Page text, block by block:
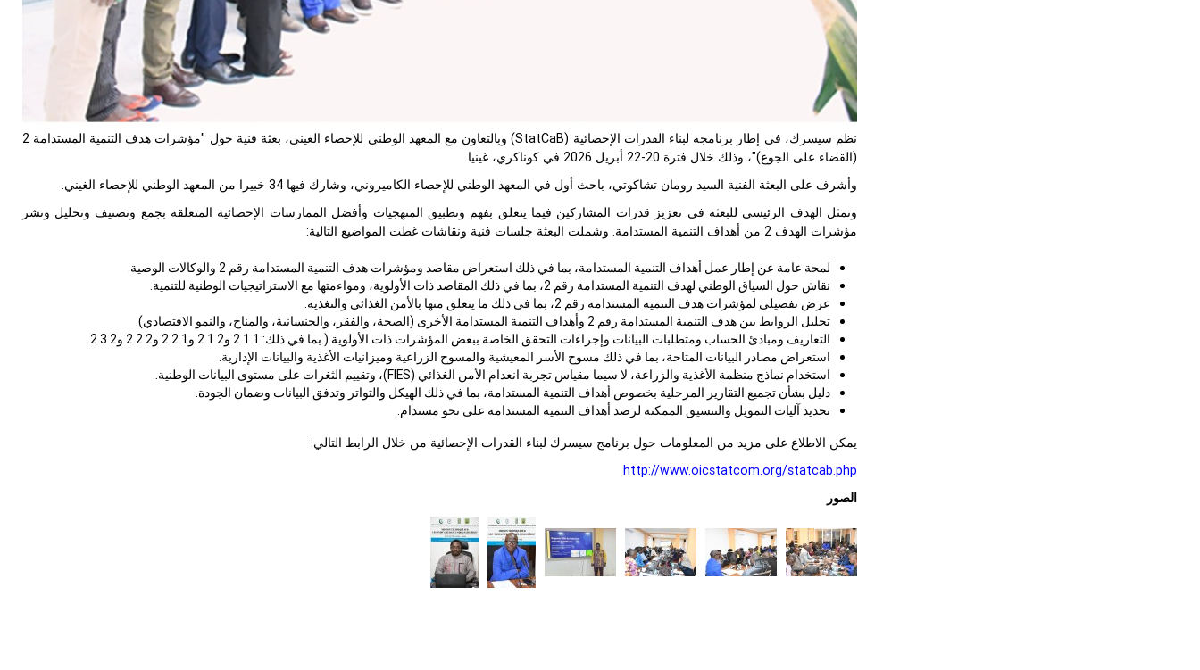
نظم سيسرك، في إطار برنامجه لبناء القدرات الإحصائية (StatCaB
) وبالتعاون مع المعهد الوطني للإحصاء الغيني، بعثة فنية حول "مؤشرات هدف التنمية المستدامة 2
(القضاء على الجوع)"، وذلك خلال فترة 20-22 أبريل 2026 في كوناكري، غينيا.
وأشرف على البعثة الفنية السيد رومان تشاكوتي، باحث أول في المعهد الوطني للإحصاء الكاميروني، وشارك فيها 34 خبيرا من المعهد الوطني للإحصاء الغيني.
وتمثل الهدف الرئيسي للبعثة في تعزيز قدرات المشاركين فيما يتعلق بفهم وتطبيق المنهجيات وأفضل الممارسات الإحصائية المتعلقة بجمع وتصنيف وتحليل ونشر
مؤشرات الهدف 2 من أهداف التنمية المستدامة. وشملت البعثة جلسات فنية ونقاشات غطت المواضيع التالية:
لمحة عامة عن إطار عمل أهداف التنمية المستدامة، بما في ذلك استعراض مقاصد ومؤشرات هدف التنمية المستدامة رقم 2 والوكالات الوصية.
نقاش حول السياق الوطني لهدف التنمية المستدامة رقم 2، بما في ذلك المقاصد ذات الأولوية، ومواءمتها مع الاستراتيجيات الوطنية للتنمية.
عرض تفصيلي لمؤشرات هدف التنمية المستدامة رقم 2، بما في ذلك ما يتعلق منها بالأمن الغذائي والتغذية.
تحليل الروابط بين هدف التنمية المستدامة رقم 2 وأهداف التنمية المستدامة الأخرى (الصحة، والفقر، والجنسانية، والمناخ، والنمو الاقتصادي).
التعاريف ومبادئ الحساب ومتطلبات البيانات وإجراءات التحقق الخاصة ببعض المؤشرات ذات الأولوية ( بما في ذلك: 2.1.1 و2.1.2 و2.2.1 و2.2.2 و2.3.2.
استعراض مصادر البيانات المتاحة، بما في ذلك مسوح الأسر المعيشية والمسوح الزراعية وميزانيات الأغذية والبيانات الإدارية.
استخدام نماذج منظمة الأغذية والزراعة، لا سيما مقياس تجربة انعدام الأمن الغذائي (FIES)، وتقييم الثغرات على مستوى البيانات الوطنية.
دليل بشأن تجميع التقارير المرحلية بخصوص أهداف التنمية المستدامة، بما في ذلك الهيكل والتواتر وتدفق البيانات وضمان الجودة.
تحديد آليات التمويل والتنسيق الممكنة لرصد أهداف التنمية المستدامة على نحو مستدام.
يمكن الاطلاع على مزيد من المعلومات حول برنامج سيسرك لبناء القدرات الإحصائية من خلال الرابط التالي:
http://www.oicstatcom.org/statcab.php
الصور